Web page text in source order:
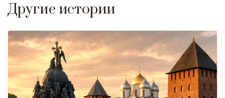
Другие истории